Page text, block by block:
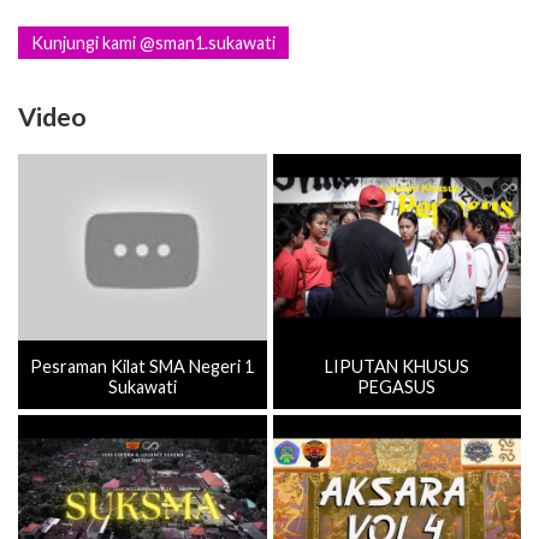
Kunjungi kami @sman1.sukawati
Video
Pesraman Kilat SMA Negeri 1
Sukawati
LIPUTAN KHUSUS
PEGASUS